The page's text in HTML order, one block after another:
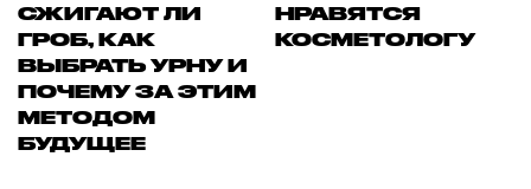
СЖИГАЮТ ЛИ
ГРОБ, КАК
ВЫБРАТЬ УРНУ И
ПОЧЕМУ ЗА ЭТИМ
МЕТОДОМ
БУДУЩЕЕ
НРАВЯТСЯ
КОСМЕТОЛОГУ